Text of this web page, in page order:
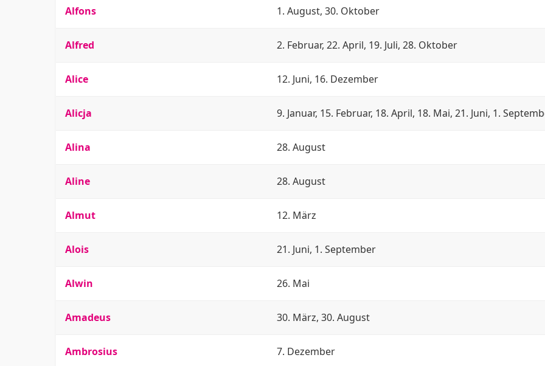
Alfons 1. August, 30. Oktober
Alfred 2. Februar, 22. April, 19. Juli, 28. Oktober
Alice 12. Juni, 16. Dezember
Alicja 9. Januar, 15. Februar, 18. April, 18. Mai, 21. Juni, 1.
Alina 28. August
Aline 28. August
Almut 12. März
Alois 21. Juni, 1. September
Alwin 26. Mai
Amadeus 30. März, 30. August
Ambrosius 7. Dezember